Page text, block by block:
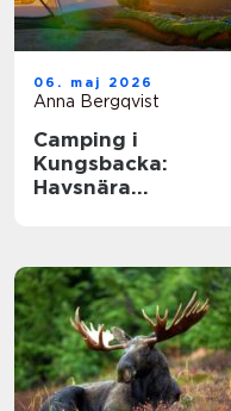
06. maj 2026
Anna Bergqvist
Camping i
Kungsbacka:
Havsnära